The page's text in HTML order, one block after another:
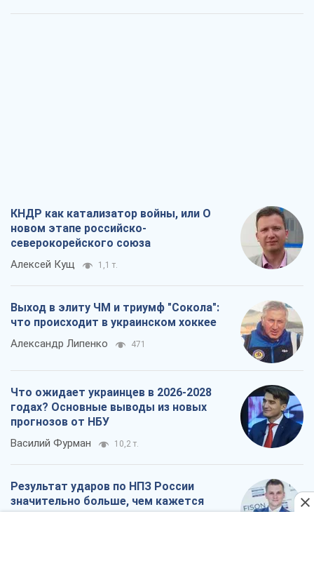
КНДР как катализатор войны, или О
новом этапе российско-
северокорейского союза
Алексей Кущ 1,1 т.
Выход в элиту ЧМ и триумф "Сокола":
что происходит в украинском хоккее
Александр Липенко 471
Что ожидает украинцев в 2026-2028
годах? Основные выводы из новых
прогнозов от НБУ
Василий Фурман 10,2 т.
Результат ударов по НПЗ России
значительно больше, чем кажется